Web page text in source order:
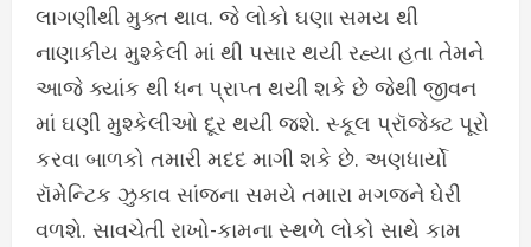
લાગણીથી મુક્ત થાવ. જે લોકો ઘણા સમય થી
નાણાકીય મુશ્કેલી માં થી પસાર થયી રહ્યા હતા તેમને
આજે ક્યાંક થી ધન પ્રાપ્ત થયી શકે છે જેથી જીવન
માં ઘણી મુશ્કેલીઓ દૂર થયી જશે. સ્કૂલ પ્રૉજેક્ટ પૂરો
કરવા બાળકો તમારી મદદ માગી શકે છે. અણધાર્યો
રૉમેન્ટિક ઝુકાવ સાંજના સમયે તમારા મગજને ઘેરી
વળશે. સાવચેતી રાખો-કામના સ્થળે લોકો સાથે કામ